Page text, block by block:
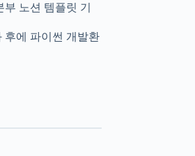
노션 템플릿 기
후에 파이썬 개발환